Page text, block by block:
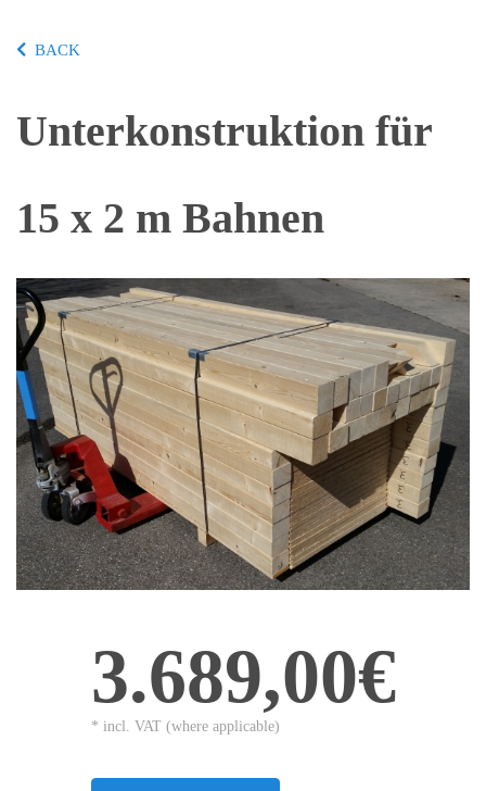
BACK
Unterkonstruktion für
15 x 2 m Bahnen
3.689,00€
* incl. VAT (where applicable)